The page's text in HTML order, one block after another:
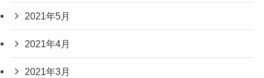
2021年5月
2021年4月
2021年3月